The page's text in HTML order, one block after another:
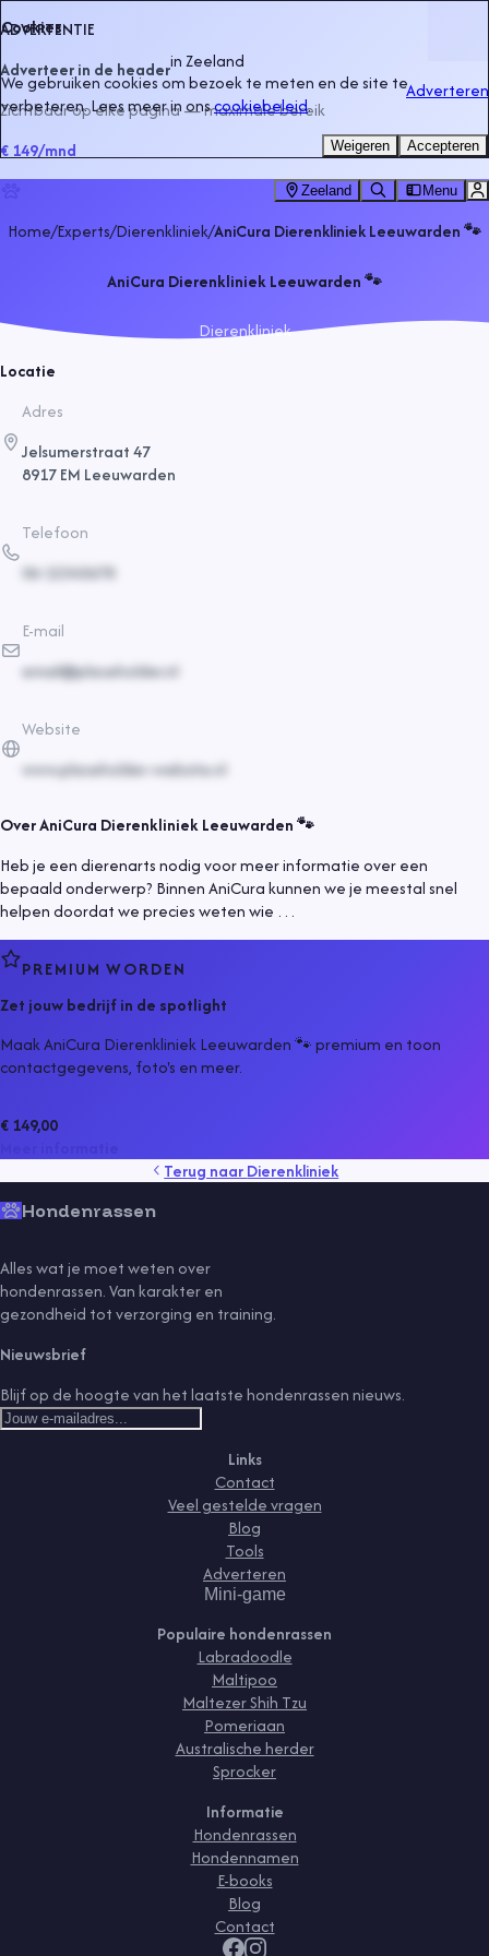
ADVERTENTIE
Adverteer in de headerinZeeland
Zichtbaar op elke pagina — maximale bereik
€ 149/mnd
Adverteren
Zeeland Menu
Home/Experts/Dierenkliniek/AniCura Dierenkliniek Leeuwarden 🐾
AniCura Dierenkliniek Leeuwarden 🐾
Dierenkliniek
Locatie
Adres
Jelsumerstraat 47
8917 EM Leeuwarden
Telefoon
06-12345678
E-mail
email@placeholder.nl
Website
www.placeholder-website.nl
OverAniCura Dierenkliniek Leeuwarden 🐾
Heb je een dierenarts nodig voor meer informatie over een
bepaald onderwerp? Binnen AniCura kunnen we je meestal snel
helpen doordat we precies weten wie …
PREMIUM WORDEN
Zet jouw bedrijf in de spotlight
Maak AniCura Dierenkliniek Leeuwarden 🐾 premium en toon
contactgegevens, foto's en meer.
€ 149,00
Terug naarDierenkliniek
Hondenrassen
Alles wat je moet weten over
hondenrassen. Van karakter en
gezondheid tot verzorging en training.
Nieuwsbrief
Blijf op de hoogte van het laatste hondenrassen nieuws.
Links
Contact
Veel gestelde vragen
Blog
Tools
Adverteren
Mini-game
Populaire hondenrassen
Labradoodle
Maltipoo
Maltezer Shih Tzu
Pomeriaan
Australische herder
Sprocker
Informatie
Hondenrassen
Hondennamen
E-books
Blog
Contact
Cookies
We gebruiken cookies om bezoek te meten en de site te
verbeteren. Lees meer in onscookiebeleid.
Weigeren Accepteren